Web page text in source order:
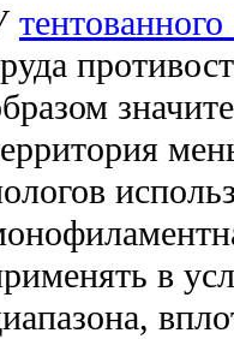
тентованного
в